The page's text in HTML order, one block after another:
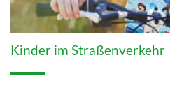
Kinder im Straßenverkehr